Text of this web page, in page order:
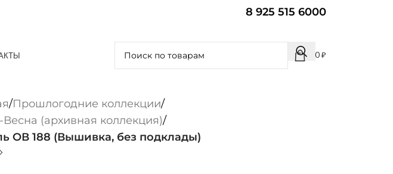
8 925 515 6000
0₽
/Прошлогодние коллекции/
(архивная коллекция)/
ОВ 188 (Вышивка, без подклады)